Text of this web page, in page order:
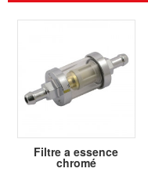
Filtre a essence
chromé